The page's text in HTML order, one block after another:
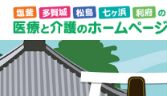
塩釜・多賀城・松島・七ヶ
浜・利府の医療と介護のホ
ームページ